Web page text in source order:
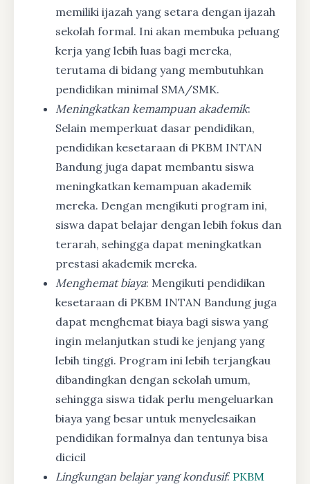
memiliki ijazah yang setara dengan ijazah
sekolah formal. Ini akan membuka peluang
kerja yang lebih luas bagi mereka,
terutama di bidang yang membutuhkan
pendidikan minimal SMA/SMK.
Meningkatkan kemampuan akademik:
Selain memperkuat dasar pendidikan,
pendidikan kesetaraan di PKBM INTAN
Bandung juga dapat membantu siswa
meningkatkan kemampuan akademik
mereka. Dengan mengikuti program ini,
siswa dapat belajar dengan lebih fokus dan
terarah, sehingga dapat meningkatkan
prestasi akademik mereka.
Menghemat biaya: Mengikuti pendidikan
kesetaraan di PKBM INTAN Bandung juga
dapat menghemat biaya bagi siswa yang
ingin melanjutkan studi ke jenjang yang
lebih tinggi. Program ini lebih terjangkau
dibandingkan dengan sekolah umum,
sehingga siswa tidak perlu mengeluarkan
biaya yang besar untuk menyelesaikan
pendidikan formalnya dan tentunya bisa
dicicil
Lingkungan belajar yang kondusif: PKBM